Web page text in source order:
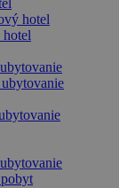
hotel
hotel